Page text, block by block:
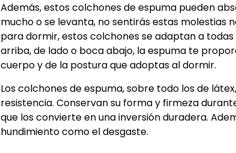
Además, estos colchones de espuma pueden
mucho o se levanta, no sentirás estas molestias
para dormir, estos colchones se adaptan a
arriba, de lado o boca abajo, la espuma te
cuerpo y de la postura que adoptas al dormir.
Los colchones de espuma, sobre todo los de
resistencia. Conservan su forma y firmeza
que los convierte en una inversión duradera.
hundimiento como el desgaste.